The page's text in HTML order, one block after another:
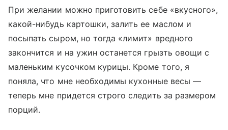
При желании можно приготовить себе «вкусного»,
какой-нибудь картошки, залить ее маслом и
посыпать сыром, но тогда «лимит» вредного
закончится и на ужин останется грызть овощи с
маленьким кусочком курицы. Кроме того, я
поняла, что мне необходимы кухонные весы —
теперь мне придется строго следить за размером
порций.